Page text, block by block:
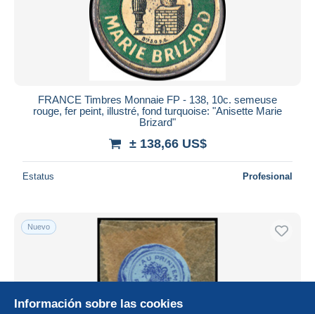
FRANCE Timbres Monnaie FP - 138, 10c. semeuse
rouge, fer peint, illustré, fond turquoise: "Anisette Marie
Brizard"
± 138,66 US$
Estatus Profesional
Nuevo
Información sobre las cookies